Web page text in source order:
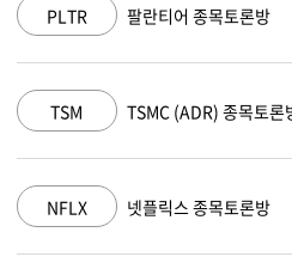
AAPL 애플 종목토론방
AMZN 아마존 닷컴 종목
GOOGL 알파벳 A 종목토